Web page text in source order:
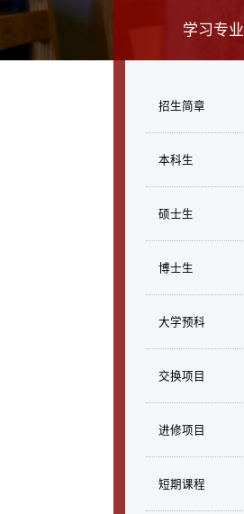
学习专业
招生简章
本科生
硕士生
博士生
大学预科
交换项目
进修项目
短期课程